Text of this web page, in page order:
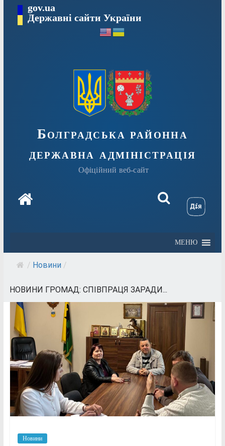
Перейтиgov.ua
Державні сайти України
Болградська районна
державна адміністрація
Офіційний веб-сайт
МЕНЮ
/ Новини /
НОВИНИ ГРОМАД: СПІВПРАЦЯ ЗАРАДИ...
Новини